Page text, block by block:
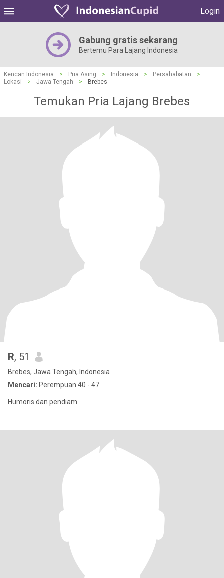
Login
Gabung gratis sekarang
Bertemu Para Lajang Indonesia
Kencan Indonesia > Pria Asing > Indonesia > Persahabatan
>
Lokasi
> Jawa Tengah > Brebes
Temukan Pria Lajang Brebes
R, 51
Brebes, Jawa Tengah, Indonesia
Mencari: Perempuan 40 - 47
Humoris dan pendiam